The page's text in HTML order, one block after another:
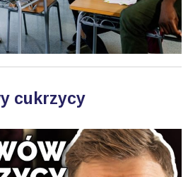
cukrzycy